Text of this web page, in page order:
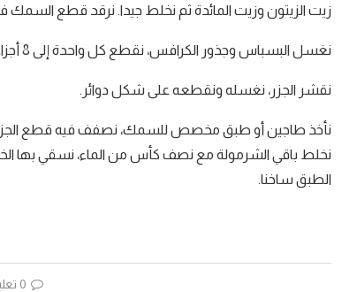
زيت الزيتون وزيت المائدة ثم نخلط جيدا. نرقد قطع السمك
نغسل البسباس وجذور الكرافس، نقطع كل واحدة إلى 8 أجزاء.
نقشر الجزر، نغسله ونقطعه على شكل دوائر.
نأخذ طاجين أو طبق مخصص للسمك، نصفف فيه قطع
الطبق ساخنا.
0 تعليقات